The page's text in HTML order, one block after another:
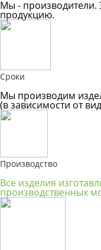
Мы - производители.
продукцию.
Сроки
Мы производим
(в зависимости от
Производство
Все изделия
производственных